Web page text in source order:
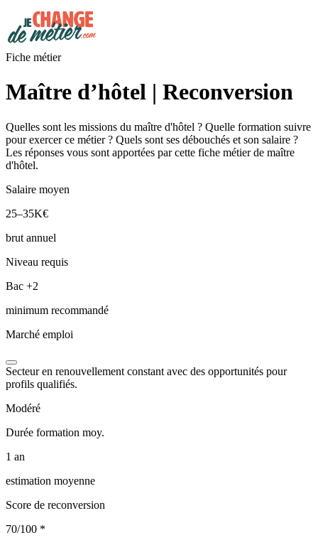
Fiche métier
Maître d’hôtel | Reconversion
Quelles sont les missions du maître d'hôtel ? Quelle formation suivre
pour exercer ce métier ? Quels sont ses débouchés et son salaire ?
Les réponses vous sont apportées par cette fiche métier de maître
d'hôtel.
Salaire moyen
25–35K€
brut annuel
Niveau requis
Bac +2
minimum recommandé
Marché emploi
Secteur en renouvellement constant avec des opportunités pour
profils qualifiés.
Modéré
Durée formation moy.
1 an
estimation moyenne
Score de reconversion
70/100 *